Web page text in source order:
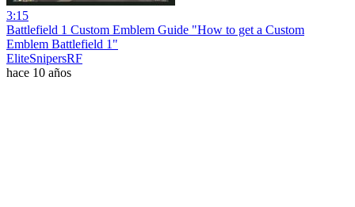
3:15
Battlefield 1 Custom Emblem Guide "How to get a Custom
Emblem Battlefield 1"
EliteSnipersRF
hace 10 años